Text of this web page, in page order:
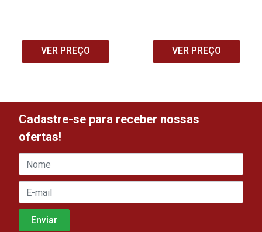
VER PREÇO VER PREÇO
Cadastre-se para receber nossas
ofertas!